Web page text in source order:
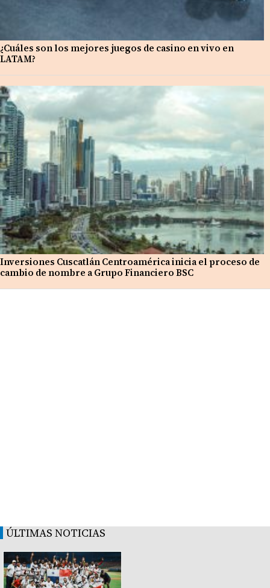
¿Cuáles son los mejores juegos de casino en vivo en
LATAM?
Inversiones Cuscatlán Centroamérica inicia el proceso de
cambio de nombre a Grupo Financiero BSC
ÚLTIMAS NOTICIAS